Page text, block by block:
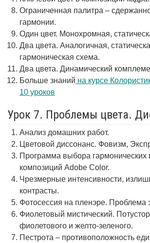
Ограниченная палитра –
гармонии.
Один цвет. Монохромная,
Два цвета. Аналогичная,
гармоническая схема.
Два цвета. Динамический
Больше знаний на курсе
10 уроков
Урок 7. Проблемы цвета.
Анализ домашних работ.
Цветовой диссонанс. Фовизм,
Программа выбора гармонических
композиций Adobe Color.
Чрезмерные интенсивности,
контрасты.
Фотосессия на пленэре. Проблема
Фиолетовый мистический.
фиолетового и желто-зеленого.
Пестрота – противоположность